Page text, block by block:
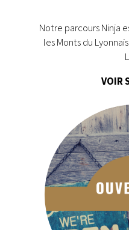
Notre parcours Ninja
les Monts du
VOIR